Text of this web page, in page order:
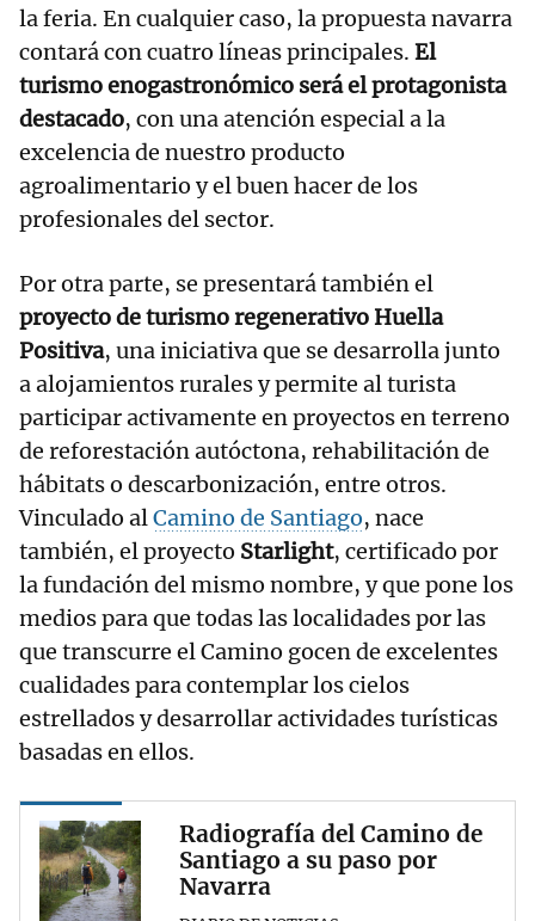
la feria. En cualquier caso, la propuesta navarra
contará con cuatro líneas principales. El
turismo enogastronómico será el protagonista
destacado, con una atención especial a la
excelencia de nuestro producto
agroalimentario y el buen hacer de los
profesionales del sector.
Por otra parte, se presentará también el
proyecto de turismo regenerativo Huella
Positiva, una iniciativa que se desarrolla junto
a alojamientos rurales y permite al turista
participar activamente en proyectos en terreno
de reforestación autóctona, rehabilitación de
hábitats o descarbonización, entre otros.
Vinculado alCamino de Santiago, nace
también, el proyecto Starlight, certificado por
la fundación del mismo nombre, y que pone los
medios para que todas las localidades por las
que transcurre el Camino gocen de excelentes
cualidades para contemplar los cielos
estrellados y desarrollar actividades turísticas
basadas en ellos.
Radiografía del Camino de
Santiago a su paso por
Navarra